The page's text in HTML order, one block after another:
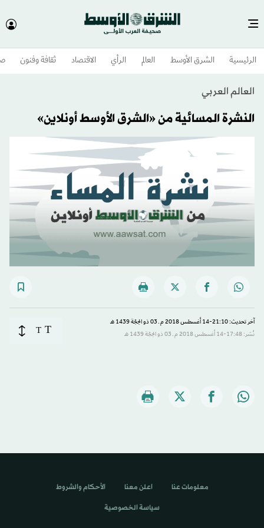
الرئيسية الشرق الأوسط​ العالم الرأي الاقتصاد ثقافة وفنون
العالم العربي
النشرة المسائية من «الشرق الأوسط أونلاين»
آخر تحديث: 21:10-14 أغسطس 2018 م ـ 03 ذو الحِجّة 1439 هـ
نُشر: 17:48-14 أغسطس 2018 م ـ 03 ذو الحِجّة 1439 هـ
T
T
معلومات عنا اعلن معنا الأحكام والشروط
سياسة الخصوصية